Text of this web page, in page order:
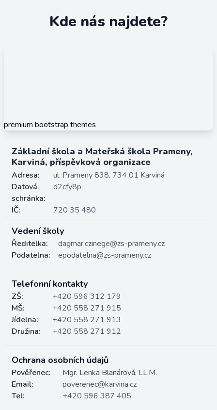
Kde nás najdete?
premium bootstrap themes
Základní škola a Mateřská škola Prameny,
Karviná, příspěvková organizace
Adresa:
ul. Prameny 838, 734 01 Karviná
Datová
schránka:
d2cfy8p
IČ: 720 35 480
Vedení školy
Ředitelka:
dagmar.czinege@zs-prameny.cz
Podatelna:
epodatelna@zs-prameny.cz
Telefonní kontakty
ZŠ:
+420 596 312 179
MŠ:
+420 558 271 915
Jídelna:
+420 558 271 913
Družina:
+420 558 271 912
Ochrana osobních údajů
Pověřenec:
Mgr. Lenka Blanárová, LL.M.
Email:
poverenec@karvina.cz
Tel:
+420 596 387 405